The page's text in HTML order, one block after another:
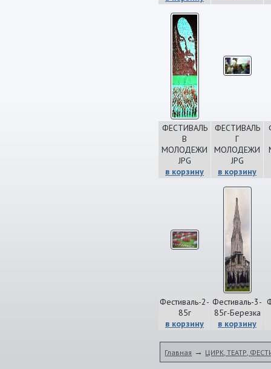
ФЕСТИВАЛЬ
В
МОЛОДЕЖИ
JPG
в корзину
ФЕСТИВАЛЬ
Г
МОЛОДЕЖИ
JPG
в корзину
Фестиваль-2-
85г
в корзину
Фестиваль-3-
85г-Березка
в корзину
Главная → ЦИРК, ТЕАТР,